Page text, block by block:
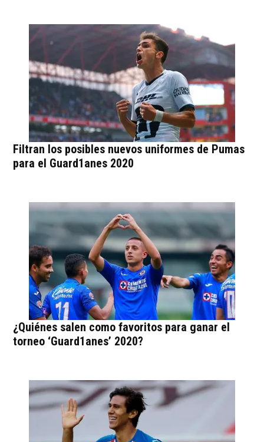
Filtran los posibles nuevos uniformes de Pumas
para el Guard1anes 2020
¿Quiénes salen como favoritos para ganar el
torneo ‘Guard1anes’ 2020?